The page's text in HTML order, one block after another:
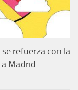
refuerza con la
Madrid